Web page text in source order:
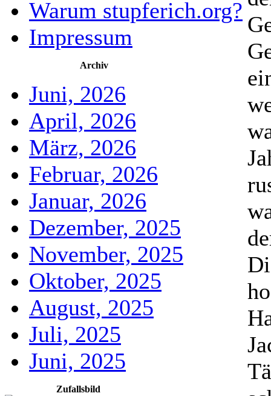
Warum stupferich.org?
Impressum
Archiv
Juni, 2026
April, 2026
März, 2026
Februar, 2026
Januar, 2026
Dezember, 2025
November, 2025
Oktober, 2025
August, 2025
Juli, 2025
Juni, 2025
Zufallsbild